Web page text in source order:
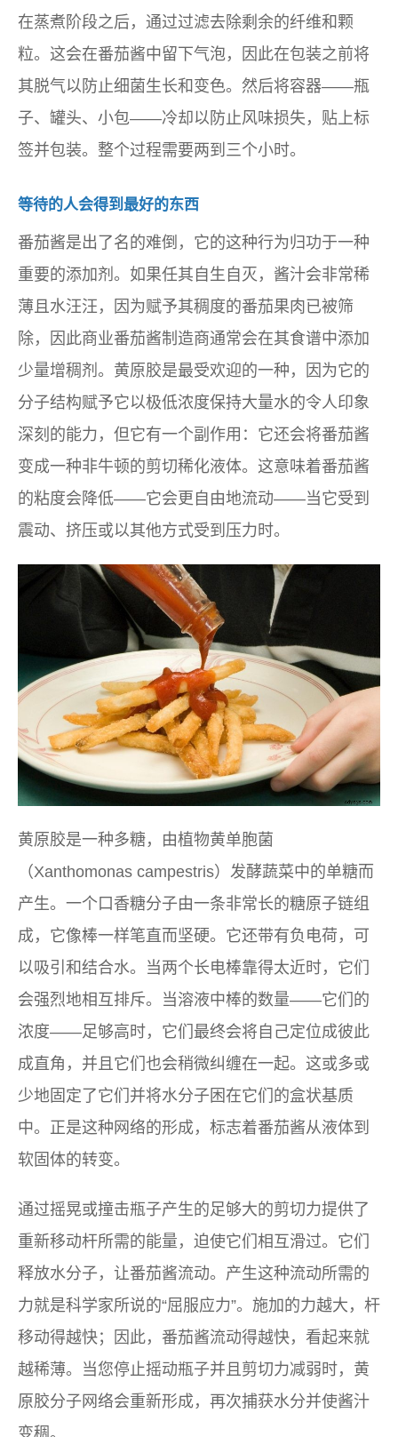
在蒸煮阶段之后，通过过滤去除剩余的纤维和颗
粒。这会在番茄酱中留下气泡，因此在包装之前将
其脱气以防止细菌生长和变色。然后将容器——瓶
子、罐头、小包——冷却以防止风味损失，贴上标
签并包装。整个过程需要两到三个小时。
等待的人会得到最好的东西
番茄酱是出了名的难倒，它的这种行为归功于一种
重要的添加剂。如果任其自生自灭，酱汁会非常稀
薄且水汪汪，因为赋予其稠度的番茄果肉已被筛
除，因此商业番茄酱制造商通常会在其食谱中添加
少量增稠剂。黄原胶是最受欢迎的一种，因为它的
分子结构赋予它以极低浓度保持大量水的令人印象
深刻的能力，但它有一个副作用：它还会将番茄酱
变成一种非牛顿的剪切稀化液体。这意味着番茄酱
的粘度会降低——它会更自由地流动——当它受到
震动、挤压或以其他方式受到压力时。
黄原胶是一种多糖，由植物黄单胞菌
（Xanthomonas campestris）发酵蔬菜中的单糖而
产生。一个口香糖分子由一条非常长的糖原子链组
成，它像棒一样笔直而坚硬。它还带有负电荷，可
以吸引和结合水。当两个长电棒靠得太近时，它们
会强烈地相互排斥。当溶液中棒的数量——它们的
浓度——足够高时，它们最终会将自己定位成彼此
成直角，并且它们也会稍微纠缠在一起。这或多或
少地固定了它们并将水分子困在它们的盒状基质
中。正是这种网络的形成，标志着番茄酱从液体到
软固体的转变。
通过摇晃或撞击瓶子产生的足够大的剪切力提供了
重新移动杆所需的能量，迫使它们相互滑过。它们
释放水分子，让番茄酱流动。产生这种流动所需的
力就是科学家所说的“屈服应力”。施加的力越大，杆
移动得越快；因此，番茄酱流动得越快，看起来就
越稀薄。当您停止摇动瓶子并且剪切力减弱时，黄
原胶分子网络会重新形成，再次捕获水分并使酱汁
变稠。